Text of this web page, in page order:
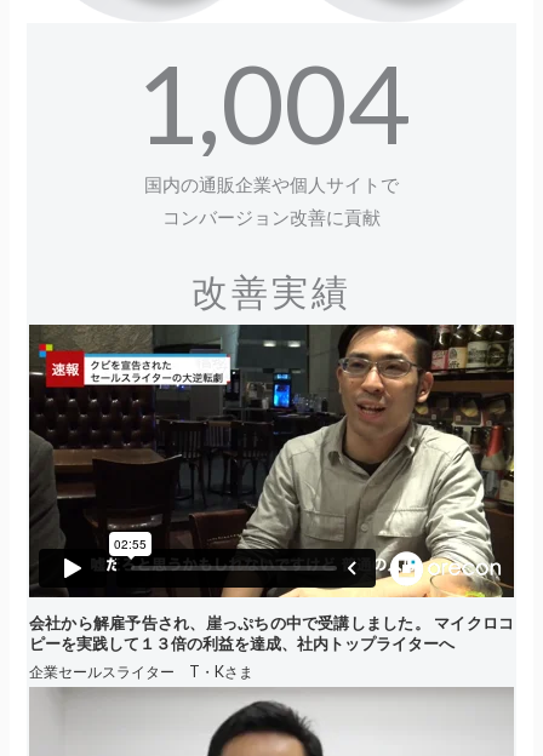
1,004
国内の通販企業や個人サイトで
コンバージョン改善に貢献
改善実績
会社から解雇予告され、崖っぷちの中で受講しました。 マイクロコ
ピーを実践して１３倍の利益を達成、社内トップライターへ
企業セールスライター T・Kさま